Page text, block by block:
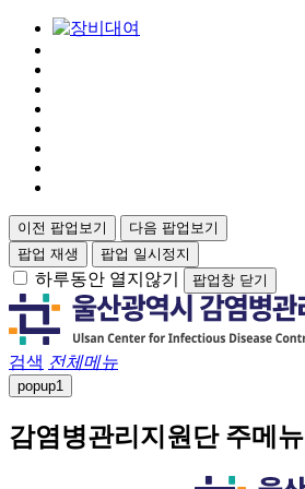
이전 팝업보기
다음 팝업보기
팝업 재생
팝업 일시정지
하루동안 열지않기 팝업창 닫기
검색 전체메뉴
popup1
감염병관리지원단 주메뉴